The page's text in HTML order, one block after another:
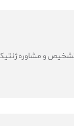
تشخیص و مشاوره